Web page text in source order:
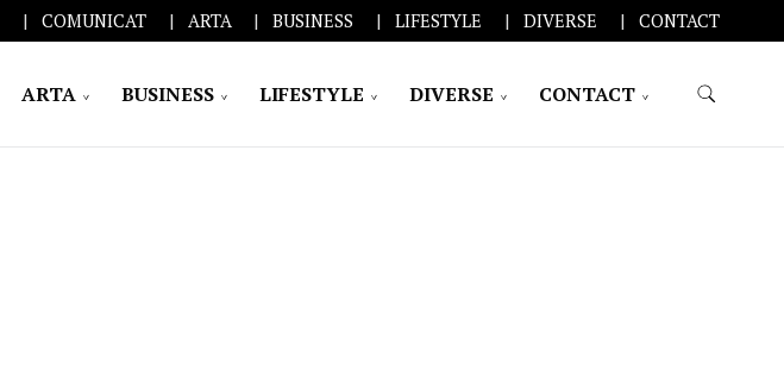
COMUNICAT ARTA BUSINESS LIFESTYLE DIVERSE CONTACT
ARTA BUSINESS LIFESTYLE DIVERSE CONTACT